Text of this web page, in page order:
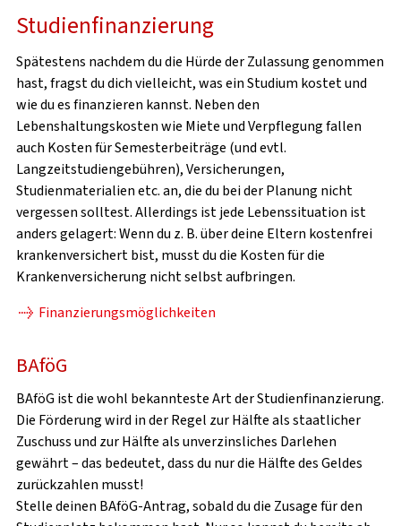
Studienfinanzierung
Spätestens nachdem du die Hürde der Zulassung genommen
hast, fragst du dich vielleicht, was ein Studium kostet und
wie du es finanzieren kannst. Neben den
Lebenshaltungskosten wie Miete und Verpflegung fallen
auch Kosten für Semesterbeiträge (und evtl.
Langzeitstudiengebühren), Versicherungen,
Studienmaterialien etc. an, die du bei der Planung nicht
vergessen solltest. Allerdings ist jede Lebenssituation ist
anders gelagert: Wenn du z. B. über deine Eltern kostenfrei
krankenversichert bist, musst du die Kosten für die
Krankenversicherung nicht selbst aufbringen.
Finanzierungsmöglichkeiten
BAföG
BAföG ist die wohl bekannteste Art der Studienfinanzierung.
Die Förderung wird in der Regel zur Hälfte als staatlicher
Zuschuss und zur Hälfte als unverzinsliches Darlehen
gewährt – das bedeutet, dass du nur die Hälfte des Geldes
zurückzahlen musst!
Stelle deinen BAföG-Antrag, sobald du die Zusage für den